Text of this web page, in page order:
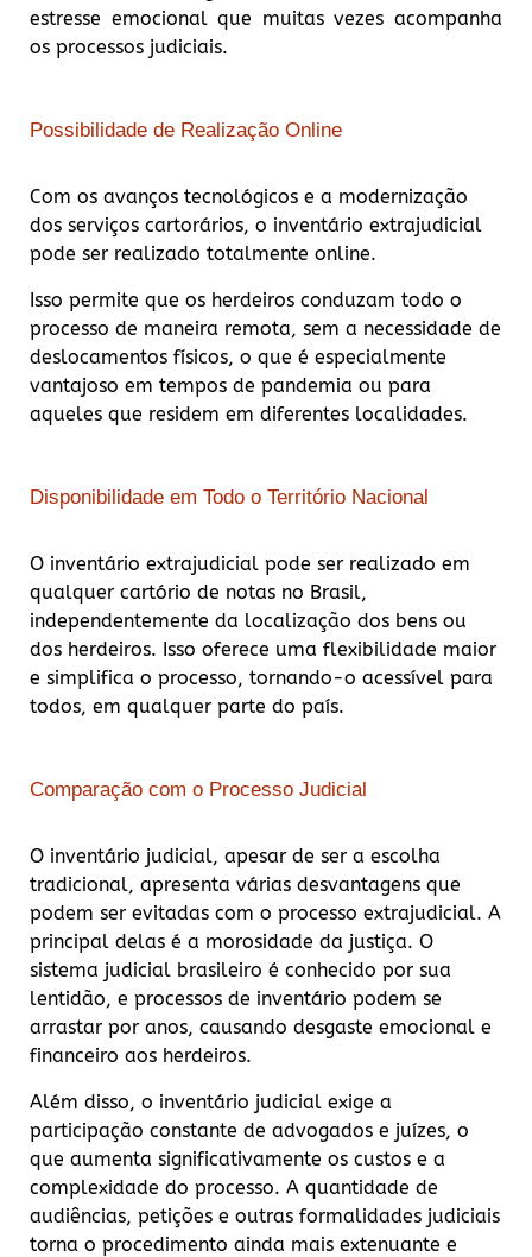
estresse emocional que muitas vezes acompanha
os processos judiciais.
Possibilidade de Realização Online
Com os avanços tecnológicos e a modernização
dos serviços cartorários, o inventário extrajudicial
pode ser realizado totalmente online.
Isso permite que os herdeiros conduzam todo o
processo de maneira remota, sem a necessidade de
deslocamentos físicos, o que é especialmente
vantajoso em tempos de pandemia ou para
aqueles que residem em diferentes localidades.
Disponibilidade em Todo o Território Nacional
O inventário extrajudicial pode ser realizado em
qualquer cartório de notas no Brasil,
independentemente da localização dos bens ou
dos herdeiros. Isso oferece uma flexibilidade maior
e simplifica o processo, tornando-o acessível para
todos, em qualquer parte do país.
Comparação com o Processo Judicial
O inventário judicial, apesar de ser a escolha
tradicional, apresenta várias desvantagens que
podem ser evitadas com o processo extrajudicial. A
principal delas é a morosidade da justiça. O
sistema judicial brasileiro é conhecido por sua
lentidão, e processos de inventário podem se
arrastar por anos, causando desgaste emocional e
financeiro aos herdeiros.
Além disso, o inventário judicial exige a
participação constante de advogados e juízes, o
que aumenta significativamente os custos e a
complexidade do processo. A quantidade de
audiências, petições e outras formalidades judiciais
torna o procedimento ainda mais extenuante e